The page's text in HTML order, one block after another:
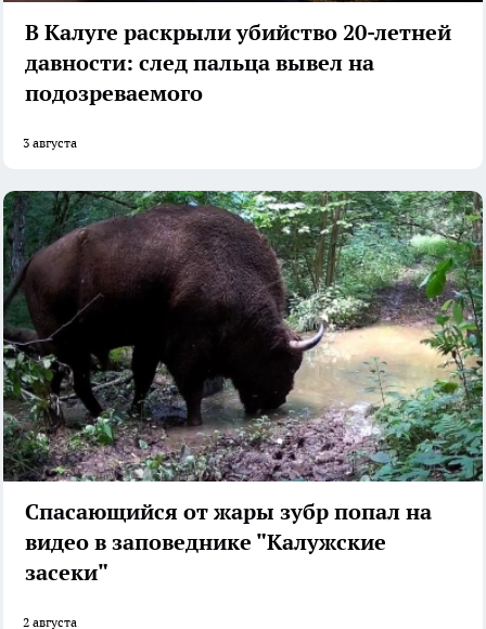
В Калуге раскрыли убийство 20-летней
давности: след пальца вывел на
подозреваемого
3 августа
Спасающийся от жары зубр попал на
видео в заповеднике "Калужские
засеки"
2 августа